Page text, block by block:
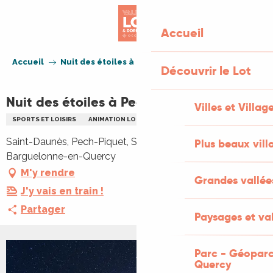
Accueil
Découvrir le Lot
Villes et
Plus beaux
Grandes
Paysages et
Parc -
Quercy
Accueil Nuit des étoiles à Pech Piquet
Nuit des étoiles à Pech Piquet
SPORTS ET LOISIRS ANIMATION LOCALE
Saint-Daunès, Pech-Piquet, Saint-Daunès, 46800
Barguelonne-en-Quercy
M'y rendre
J'y vais en train !
Partager